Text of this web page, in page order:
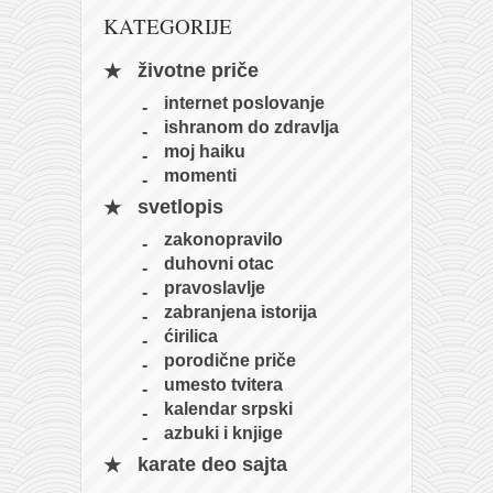
zabranjena istorija
ćirilica
porodične priče
umesto tvitera
kalendar srpski
azbuki i knjige
Okinava karate
najnovije na blogu
moje beleške
istorija karatea
kihon
KATEGORIJE
životne priče
internet poslovanje
ishranom do zdravlja
moj haiku
momenti
svetlopis
zakonopravilo
duhovni otac
pravoslavlje
zabranjena istorija
ćirilica
porodične priče
umesto tvitera
kalendar srpski
azbuki i knjige
karate deo sajta